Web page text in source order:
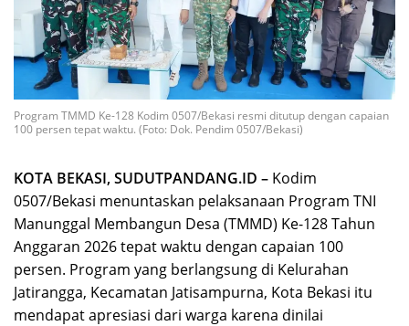
Program TMMD Ke-128 Kodim 0507/Bekasi resmi ditutup dengan capaian
100 persen tepat waktu. (Foto: Dok. Pendim 0507/Bekasi)
KOTA BEKASI, SUDUTPANDANG.ID – Kodim
0507/Bekasi menuntaskan pelaksanaan Program TNI
Manunggal Membangun Desa (TMMD) Ke-128 Tahun
Anggaran 2026 tepat waktu dengan capaian 100
persen. Program yang berlangsung di Kelurahan
Jatirangga, Kecamatan Jatisampurna, Kota Bekasi itu
mendapat apresiasi dari warga karena dinilai